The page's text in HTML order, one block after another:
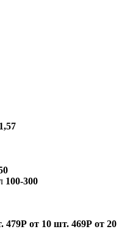
1,57
100-300
479Р от 10 шт. 469Р от 20